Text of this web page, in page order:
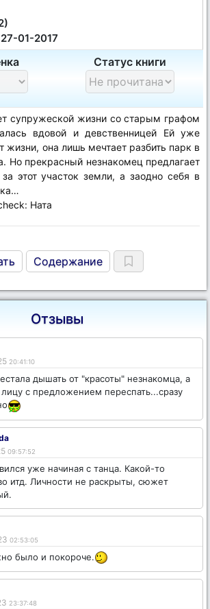
27-01-2017
Статус книги
супружеской жизни со старым графом
вдовой и девственницей Ей уже
жизни, она лишь мечтает разбить парк в
Но прекрасный незнакомец предлагает
этот участок земли, а заодно себя в
Ната
Содержание
Отзывы
20:41:10
дышать от "красоты" незнакомца, а
с предложением переспать...сразу
09:57:52
уже начиная с танца. Какой-то
итд. Личности не раскрыты, сюжет
02:53:05
было и покороче.
23:37:48